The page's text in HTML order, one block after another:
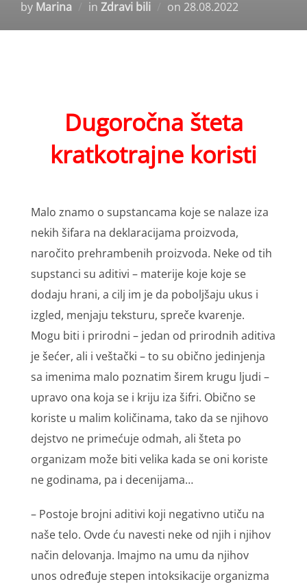
by Marina in Zdravi bili on Posted
28.08.2022
Dugoročna šteta
kratkotrajne koristi
Malo znamo o supstancama koje se nalaze iza
nekih šifara na deklaracijama proizvoda,
naročito prehrambenih proizvoda. Neke od tih
supstanci su aditivi – materije koje koje se
dodaju hrani, a cilj im je da poboljšaju ukus i
izgled, menjaju teksturu, spreče kvarenje.
Mogu biti i prirodni – jedan od prirodnih aditiva
je šećer, ali i veštački – to su obično jedinjenja
sa imenima malo poznatim širem krugu ljudi –
upravo ona koja se i kriju iza šifri. Obično se
koriste u malim količinama, tako da se njihovo
dejstvo ne primećuje odmah, ali šteta po
organizam može biti velika kada se oni koriste
ne godinama, pa i decenijama…
– Postoje brojni aditivi koji negativno utiču na
naše telo. Ovde ću navesti neke od njih i njihov
način delovanja. Imajmo na umu da njihov
unos određuje stepen intoksikacije organizma